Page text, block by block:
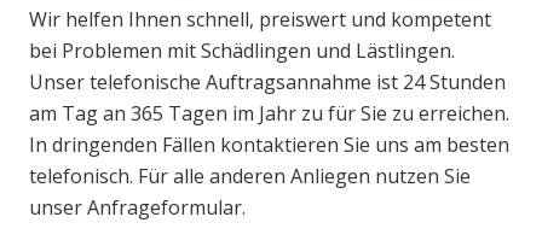
Wir helfen Ihnen schnell, preiswert und kompetent
bei Problemen mit Schädlingen und Lästlingen.
Unser telefonische Auftragsannahme ist 24 Stunden
am Tag an 365 Tagen im Jahr zu für Sie zu erreichen.
In dringenden Fällen kontaktieren Sie uns am besten
telefonisch. Für alle anderen Anliegen nutzen Sie
unser Anfrageformular.